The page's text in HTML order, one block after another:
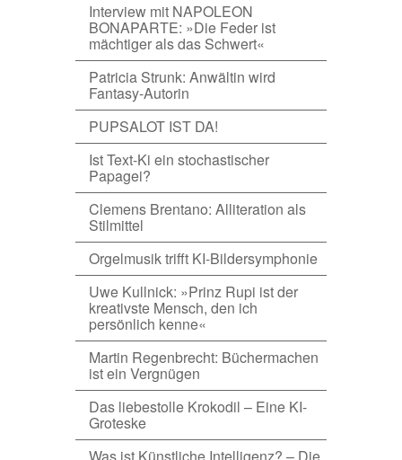
Interview mit NAPOLEON
BONAPARTE: »Die Feder ist
mächtiger als das Schwert«
Patricia Strunk: Anwältin wird
Fantasy-Autorin
PUPSALOT IST DA!
Ist Text-Ki ein stochastischer
Papagei?
Clemens Brentano: Alliteration als
Stilmittel
Orgelmusik trifft KI-Bildersymphonie
Uwe Kullnick: »Prinz Rupi ist der
kreativste Mensch, den ich
persönlich kenne«
Martin Regenbrecht: Büchermachen
ist ein Vergnügen
Das liebestolle Krokodil – Eine KI-
Groteske